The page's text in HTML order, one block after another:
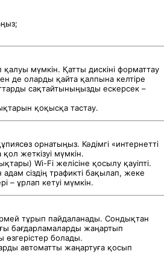
мүмкін. Қатты дискіні форматтау
де оларды қайта қалпына келтіре
сақтайтыныңызды ескерсек –
қоқысқа тастау.
орнатыңыз. Кәдімгі «интернетті
жеткізуі мүмкін.
Wi-Fi желісіне қосылу қауіпті.
сіздің трафикті бақылап, жеке
– ұрлап кетуі мүмкін.
тұрып пайдаланады. Сондықтан
бағдарламаларды жаңартып
өзгерістер болады.
автоматты жаңартуға қосып